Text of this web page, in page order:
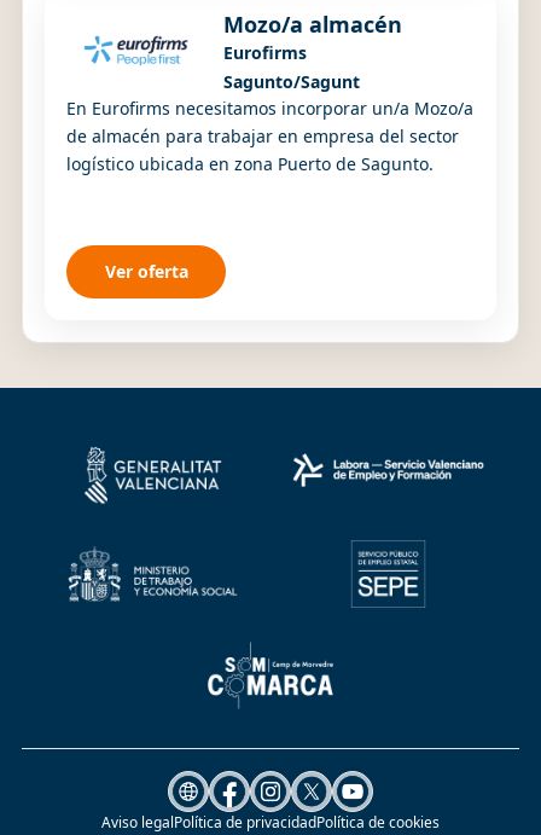
Mozo/a almacén
Eurofirms
Sagunto/Sagunt
En Eurofirms necesitamos incorporar un/a Mozo/a
de almacén para trabajar en empresa del sector
logístico ubicada en zona Puerto de Sagunto.
Ver oferta
Aviso legalPolítica de privacidadPolítica de cookies